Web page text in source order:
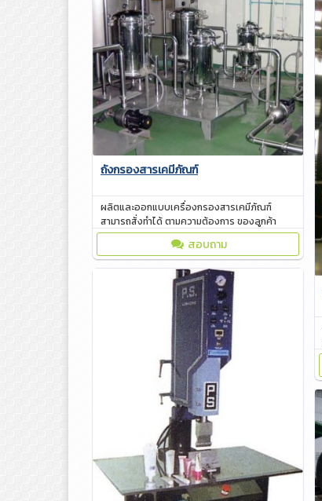
ถังกรองสารเคมีภัณฑ์
ผลิตและออกแบบเครื่องกรองสารเคมีภัณฑ์
สามารถสั่งทำได้ ตามความต้องการ ของลูกค้า
สอบถาม